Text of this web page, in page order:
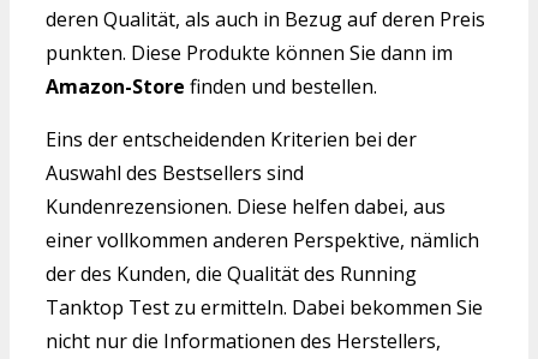
deren Qualität, als auch in Bezug auf deren Preis
punkten. Diese Produkte können Sie dann im
Amazon-Store finden und bestellen.
Eins der entscheidenden Kriterien bei der
Auswahl des Bestsellers sind
Kundenrezensionen. Diese helfen dabei, aus
einer vollkommen anderen Perspektive, nämlich
der des Kunden, die Qualität des Running
Tanktop Test zu ermitteln. Dabei bekommen Sie
nicht nur die Informationen des Herstellers,